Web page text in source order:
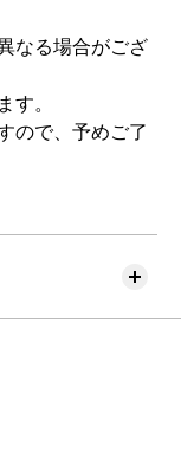
なる場合がござ
す。
ので、予めご了